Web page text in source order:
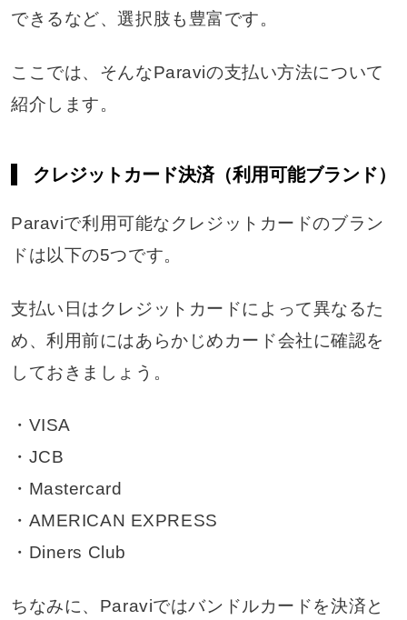
できるなど、選択肢も豊富です。
ここでは、そんなParaviの支払い方法について
紹介します。
クレジットカード決済（利用可能ブランド）
Paraviで利用可能なクレジットカードのブラン
ドは以下の5つです。
支払い日はクレジットカードによって異なるた
め、利用前にはあらかじめカード会社に確認を
しておきましょう。
・VISA
・JCB
・Mastercard
・AMERICAN EXPRESS
・Diners Club
ちなみに、Paraviではバンドルカードを決済と